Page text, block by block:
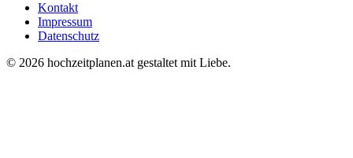
Kontakt
Impressum
Datenschutz
© 2026 hochzeitplanen.at gestaltet mit Liebe.